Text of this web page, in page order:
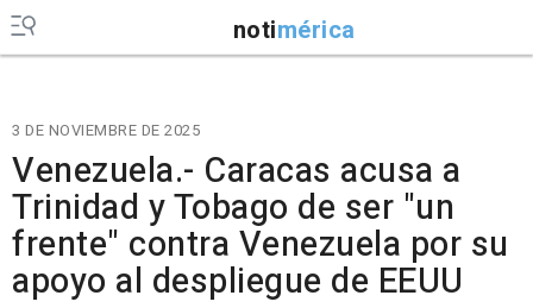
notimérica
3 DE NOVIEMBRE DE 2025
Venezuela.- Caracas acusa a
Trinidad y Tobago de ser "un
frente" contra Venezuela por su
apoyo al despliegue de EEUU